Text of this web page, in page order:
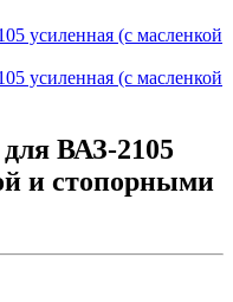
ВАЗ-2105
и стопорными